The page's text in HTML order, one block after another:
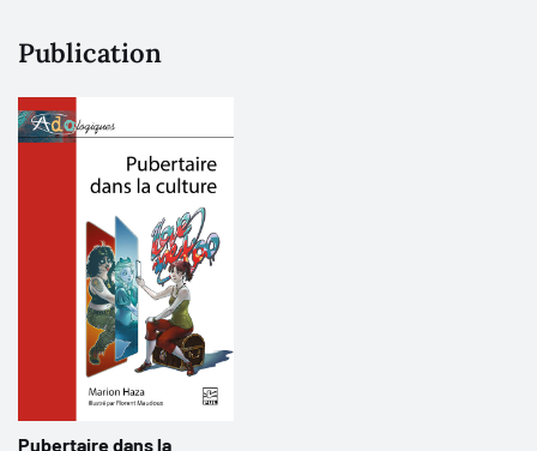
Publication
Pubertaire dans la